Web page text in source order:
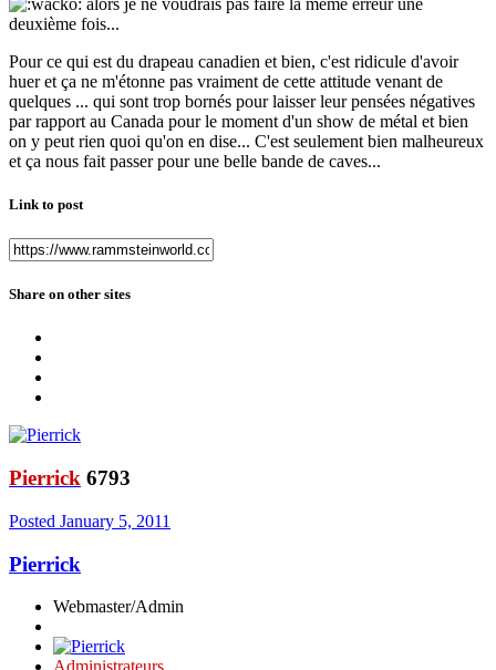
deuxième fois...
Pour ce qui est du drapeau canadien et bien, c'est ridicule d'avoir
huer et ça ne m'étonne pas vraiment de cette attitude venant de
quelques ... qui sont trop bornés pour laisser leur pensées négatives
par rapport au Canada pour le moment d'un show de métal et bien
on y peut rien quoi qu'on en dise... C'est seulement bien malheureux
et ça nous fait passer pour une belle bande de caves...
Link to post
Share on other sites
Pierrick 6793
Posted January 5, 2011
Pierrick
Webmaster/Admin